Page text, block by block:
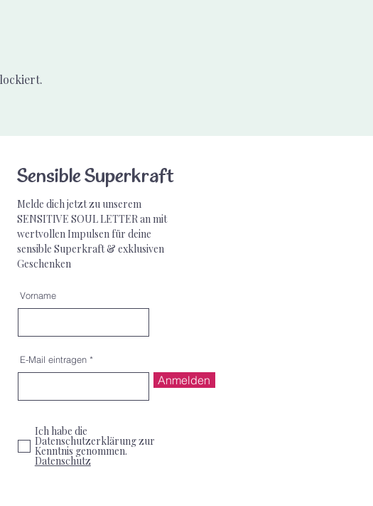
Sensible Superkraft
Melde dich jetzt zu unserem
SENSITIVE SOUL LETTER an mit
wertvollen Impulsen für deine
sensible Superkraft & exklusiven
Geschenken
Vorname
E-Mail eintragen
Anmelden
Ich habe die
Datenschutzerklärung zur
Kenntnis genommen.
Datenschutz